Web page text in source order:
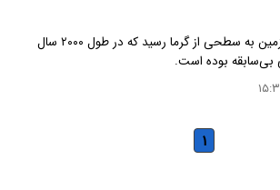
در تابستان سال ۲۰۲۳ زمین به سطحی از گرما رسید که در طول ۲۰۰۰ سال
بی‌سابقه بوده است.
۱